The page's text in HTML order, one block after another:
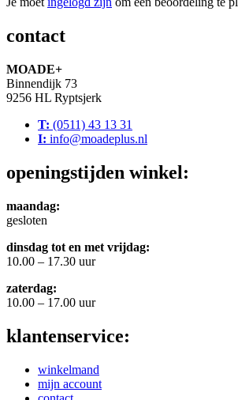
contact
MOADE+
Binnendijk 73
9256 HL Ryptsjerk
T: (0511) 43 13 31
I: info@moadeplus.nl
openingstijden winkel:
maandag:
gesloten
dinsdag tot en met vrijdag:
10.00 – 17.30 uur
zaterdag:
10.00 – 17.00 uur
klantenservice:
winkelmand
mijn account